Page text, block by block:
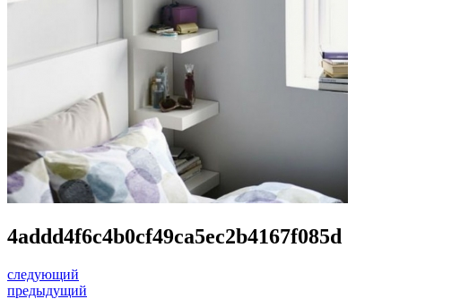
4addd4f6c4b0cf49ca5ec2b4167f085d
следующий
предыдущий